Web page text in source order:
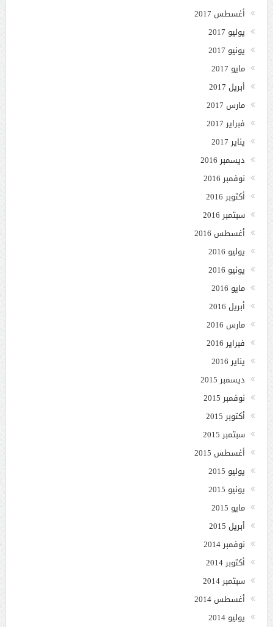
أغسطس 2017
يوليو 2017
يونيو 2017
مايو 2017
أبريل 2017
مارس 2017
فبراير 2017
يناير 2017
ديسمبر 2016
نوفمبر 2016
أكتوبر 2016
سبتمبر 2016
أغسطس 2016
يوليو 2016
يونيو 2016
مايو 2016
أبريل 2016
مارس 2016
فبراير 2016
يناير 2016
ديسمبر 2015
نوفمبر 2015
أكتوبر 2015
سبتمبر 2015
أغسطس 2015
يوليو 2015
يونيو 2015
مايو 2015
أبريل 2015
نوفمبر 2014
أكتوبر 2014
سبتمبر 2014
أغسطس 2014
يوليو 2014